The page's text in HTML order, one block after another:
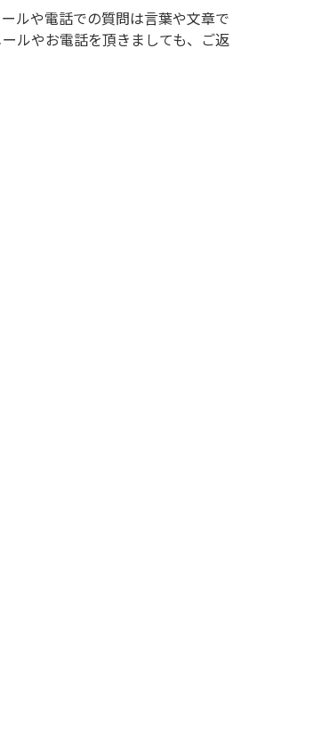
ルや電話での質問は言葉や文章で
ルやお電話を頂きましても、ご返